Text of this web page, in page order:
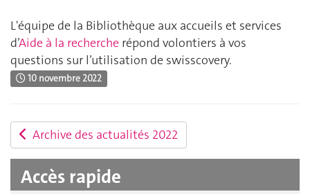
L'équipe de la Bibliothèque aux accueils et services
d’Aide à la recherche répond volontiers à vos
questions sur l’utilisation de swisscovery.
10 novembre 2022
Archive des actualités 2022
Accès rapide